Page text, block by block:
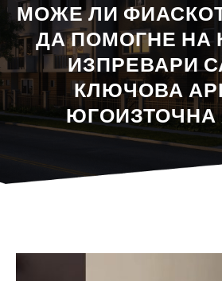
МОЖЕ ЛИ
ДА ПОМОГНЕ НА
ИЗПРЕВАРИ
КЛЮЧОВА
ЮГОИЗТОЧНА